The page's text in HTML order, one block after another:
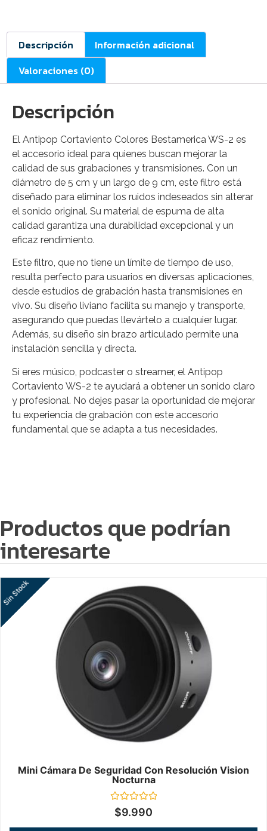
Descripción
Información adicional
Valoraciones (0)
Descripción
El Antipop Cortaviento Colores Bestamerica WS-2 es
el accesorio ideal para quienes buscan mejorar la
calidad de sus grabaciones y transmisiones. Con un
diámetro de 5 cm y un largo de 9 cm, este filtro está
diseñado para eliminar los ruidos indeseados sin alterar
el sonido original. Su material de espuma de alta
calidad garantiza una durabilidad excepcional y un
eficaz rendimiento.
Este filtro, que no tiene un límite de tiempo de uso,
resulta perfecto para usuarios en diversas aplicaciones,
desde estudios de grabación hasta transmisiones en
vivo. Su diseño liviano facilita su manejo y transporte,
asegurando que puedas llevártelo a cualquier lugar.
Además, su diseño sin brazo articulado permite una
instalación sencilla y directa.
Si eres músico, podcaster o streamer, el Antipop
Cortaviento WS-2 te ayudará a obtener un sonido claro
y profesional. No dejes pasar la oportunidad de mejorar
tu experiencia de grabación con este accesorio
fundamental que se adapta a tus necesidades.
Productos que podrían
interesarte
Mini Cámara De Seguridad Con Resolución Vision
Nocturna
Valorado
en
Sin Stock
$9.990